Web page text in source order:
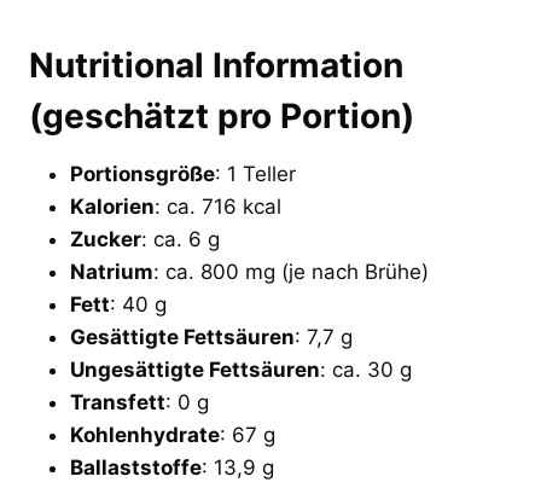
Nutritional Information
(geschätzt pro Portion)
Portionsgröße: 1 Teller
Kalorien: ca. 716 kcal
Zucker: ca. 6 g
Natrium: ca. 800 mg (je nach Brühe)
Fett: 40 g
Gesättigte Fettsäuren: 7,7 g
Ungesättigte Fettsäuren: ca. 30 g
Transfett: 0 g
Kohlenhydrate: 67 g
Ballaststoffe: 13,9 g